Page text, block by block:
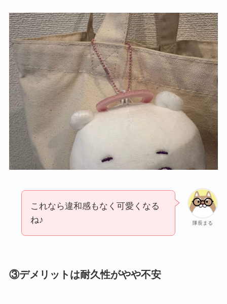
隊長まる
これなら違和感もなく可愛くなる
ね♪
③デメリットは耐久性がやや不安